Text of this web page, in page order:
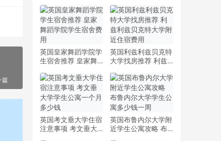
篇
戏剧演艺学院住宿一
个月多少钱
学院预科中心附近住
宿费用
英国皇家舞蹈学院学
生宿舍推荐 皇家舞
英国利兹利兹贝克特
大学找房推荐 利兹
住宿费用
英国考文垂大学住宿
注意事项 考文垂大
英国布鲁内尔大学附
近学生公寓攻略 布